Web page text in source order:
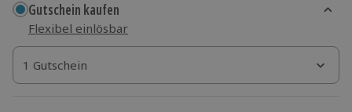
Gutschein kaufen
Flexibel einlösbar
1 Gutschein
1 Gutschein
1 Gutschein